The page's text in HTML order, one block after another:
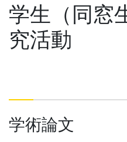
学生（同窓
究活動
学術論文